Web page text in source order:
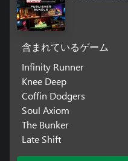
含まれているゲーム
Infinity Runner
Knee Deep
Coffin Dodgers
Soul Axiom
The Bunker
Late Shift